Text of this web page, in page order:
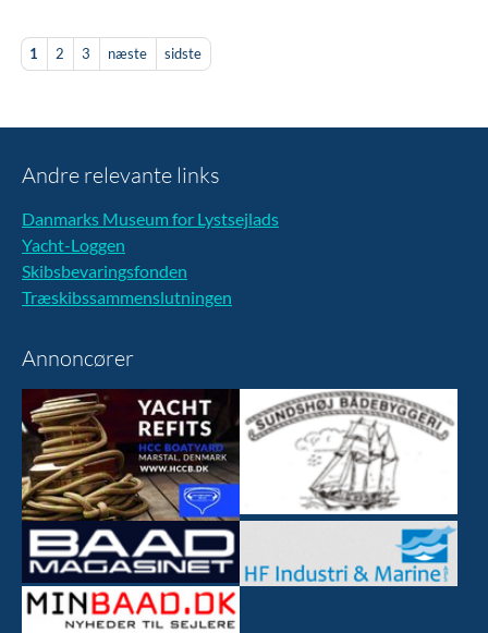
1 2 3 næste sidste
Andre relevante links
Danmarks Museum for Lystsejlads
Yacht-Loggen
Skibsbevaringsfonden
Træskibssammenslutningen
Annoncører